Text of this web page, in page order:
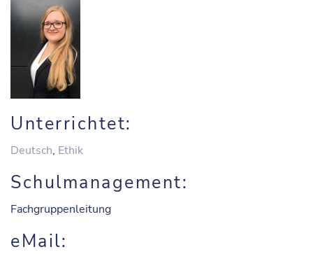
Unterrichtet:
Deutsch, Ethik
Schulmanagement:
Fachgruppenleitung
eMail: